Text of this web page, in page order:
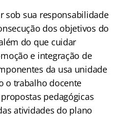
sob sua responsabilidade
dos objetivos do
do que cuidar
e integração de
da usa unidade
o trabalho docente
pedagógicas
atividades do plano